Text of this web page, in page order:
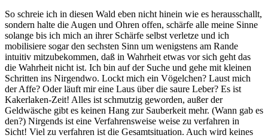
So schreie ich in diesen Wald eben nicht hinein wie es herausschallt,
sondern halte die Augen und Ohren offen, schärfe alle meine Sinne
solange bis ich mich an ihrer Schärfe selbst verletze und ich
mobilisiere sogar den sechsten Sinn um wenigstens am Rande
intuitiv mitzubekommen, daß in Wahrheit etwas vor sich geht das
die Wahrheit nicht ist. Ich bin auf der Suche und gehe mit kleinen
Schritten ins Nirgendwo. Lockt mich ein Vögelchen? Laust mich
der Affe? Oder läuft mir eine Laus über die saure Leber? Es ist
Kakerlaken-Zeit! Alles ist schmutzig geworden, außer der
Geldwäsche gibt es keinen Hang zur Sauberkeit mehr. (Wann gab es
den?) Nirgends ist eine Verfahrensweise weise zu verfahren in
Sicht! Viel zu verfahren ist die Gesamtsituation. Auch wird keines